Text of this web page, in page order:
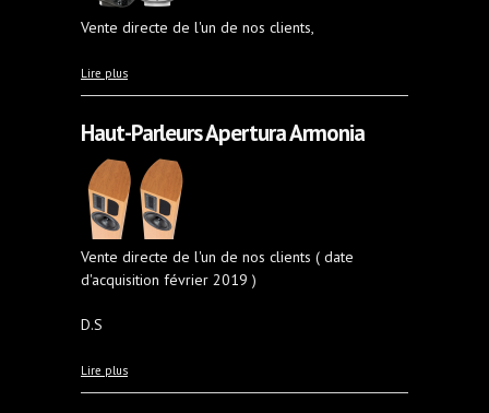
Vente directe de l'un de nos clients,
Lire plus
Haut-Parleurs Apertura Armonia
Vente directe de l'un de nos clients ( date
d'acquisition février 2019 )
D.S
Lire plus